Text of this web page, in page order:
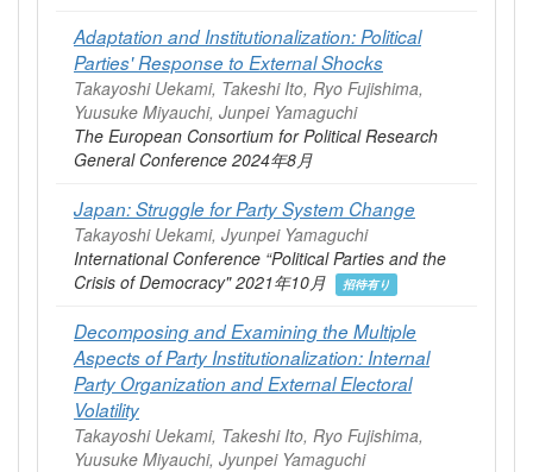
Adaptation and Institutionalization: Political
Parties' Response to External Shocks
Takayoshi Uekami, Takeshi Ito, Ryo Fujishima,
Yuusuke Miyauchi, Junpei Yamaguchi
The European Consortium for Political Research
General Conference 2024年8月
Japan: Struggle for Party System Change
Takayoshi Uekami, Jyunpei Yamaguchi
International Conference “Political Parties and the
Crisis of Democracy" 2021年10月
招待有り
Decomposing and Examining the Multiple
Aspects of Party Institutionalization: Internal
Party Organization and External Electoral
Volatility
Takayoshi Uekami, Takeshi Ito, Ryo Fujishima,
Yuusuke Miyauchi, Jyunpei Yamaguchi